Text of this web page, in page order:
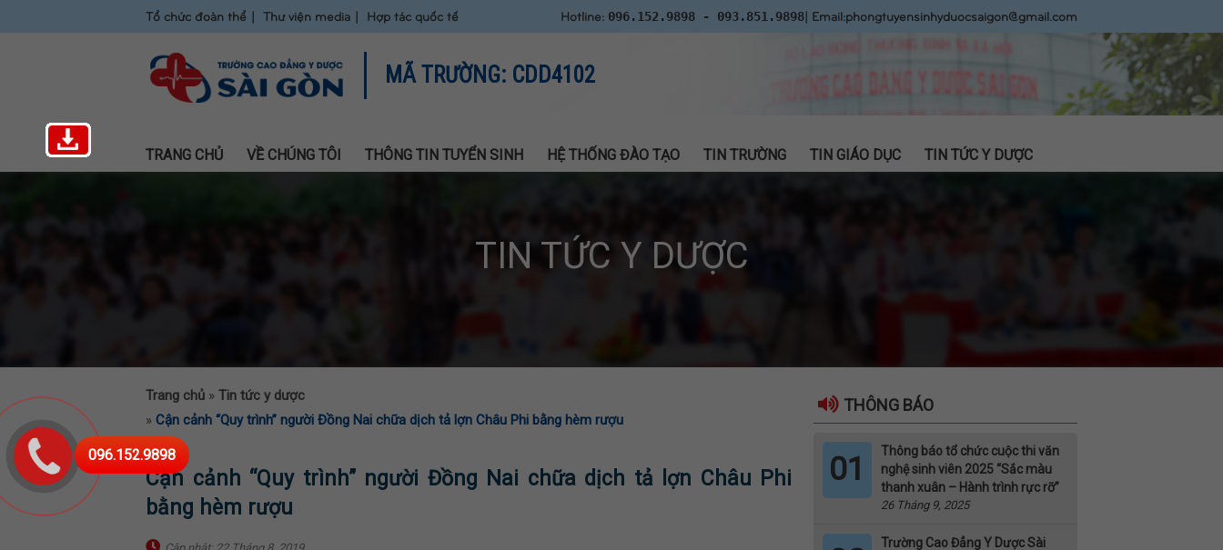
Tổ chức đoàn thể Thư viện media Hợp tác quốc tế Hotline: 096.152.9898 - 093.851.9898| Email:phongtuyensinhyduocsaigon@gmail.com
MÃ TRƯỜNG: CDD4102
TRANG CHỦ VỀ CHÚNG TÔI THÔNG TIN TUYỂN SINH HỆ THỐNG ĐÀO TẠO TIN TRƯỜNG TIN GIÁO DỤC TIN TỨC Y DƯỢC
096.152.9898
TIN TỨC Y DƯỢC
Trang chủ » Tin tức y dược
» Cận cảnh “Quy trình” người Đồng Nai chữa dịch tả lợn Châu Phi bằng hèm rượu
Cận cảnh “Quy trình” người Đồng Nai chữa dịch tả lợn Châu Phi
bằng hèm rượu
THÔNG BÁO
01
Thông báo tổ chức cuộc thi văn
nghệ sinh viên 2025 “Sắc màu
thanh xuân – Hành trình rực rỡ”
26 Tháng 9, 2025
Trường Cao Đẳng Y Dược Sài